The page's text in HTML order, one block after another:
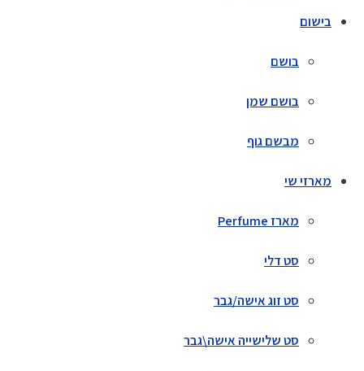
בישום
בושם
בושם שמן
מבשם גוף
מארזי שי
מארז Perfume
סט דלי
סט זוג אישה/גבר
סט שלישייה אישה\גבר